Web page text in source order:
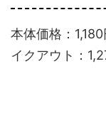
本体価格：
イクアウト：